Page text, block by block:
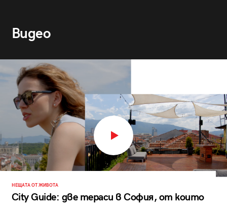
Видео
НЕЩАТА ОТ ЖИВОТА
City Guide: две тераси в София, от които